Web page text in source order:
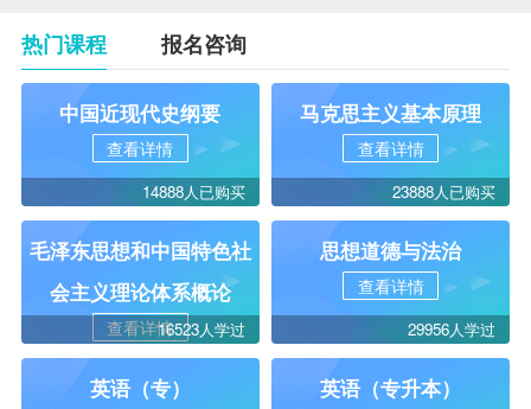
热门课程 报名咨询
中国近现代史纲要
查看详情
14888人已购买
马克思主义基本原理
查看详情
23888人已购买
毛泽东思想和中国特色社
会主义理论体系概论
查看详情16523人学过
思想道德与法治
查看详情
29956人学过
英语（专） 英语（专升本）